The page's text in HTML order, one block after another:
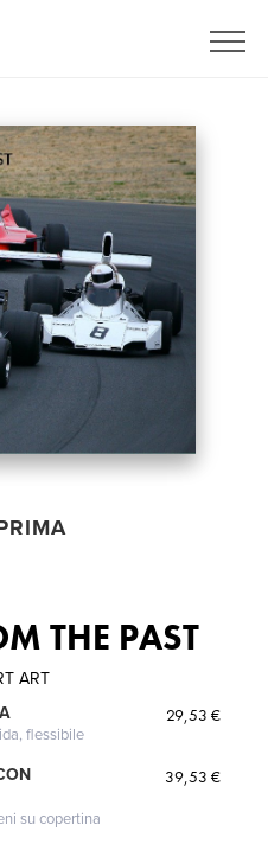
THE PAST
ART
flessibile
29,53 €
su copertina
39,53 €